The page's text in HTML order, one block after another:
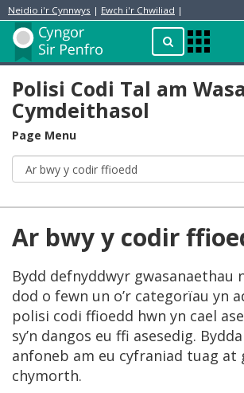
Neidio i'r Cynnwys | Ewch i'r Chwiliad |
ChwilioApps
Menu
Preswylydd
Polisi Codi Tal am
Cymdeithasol
Page Menu
Ar bwy y codir
Bydd defnyddwyr gwasanaethau
dod o fewn un o’r categorïau yn
polisi codi ffioedd hwn yn cael
sy’n dangos eu ffi asesedig.
anfoneb am eu cyfraniad tuag at
chymorth.